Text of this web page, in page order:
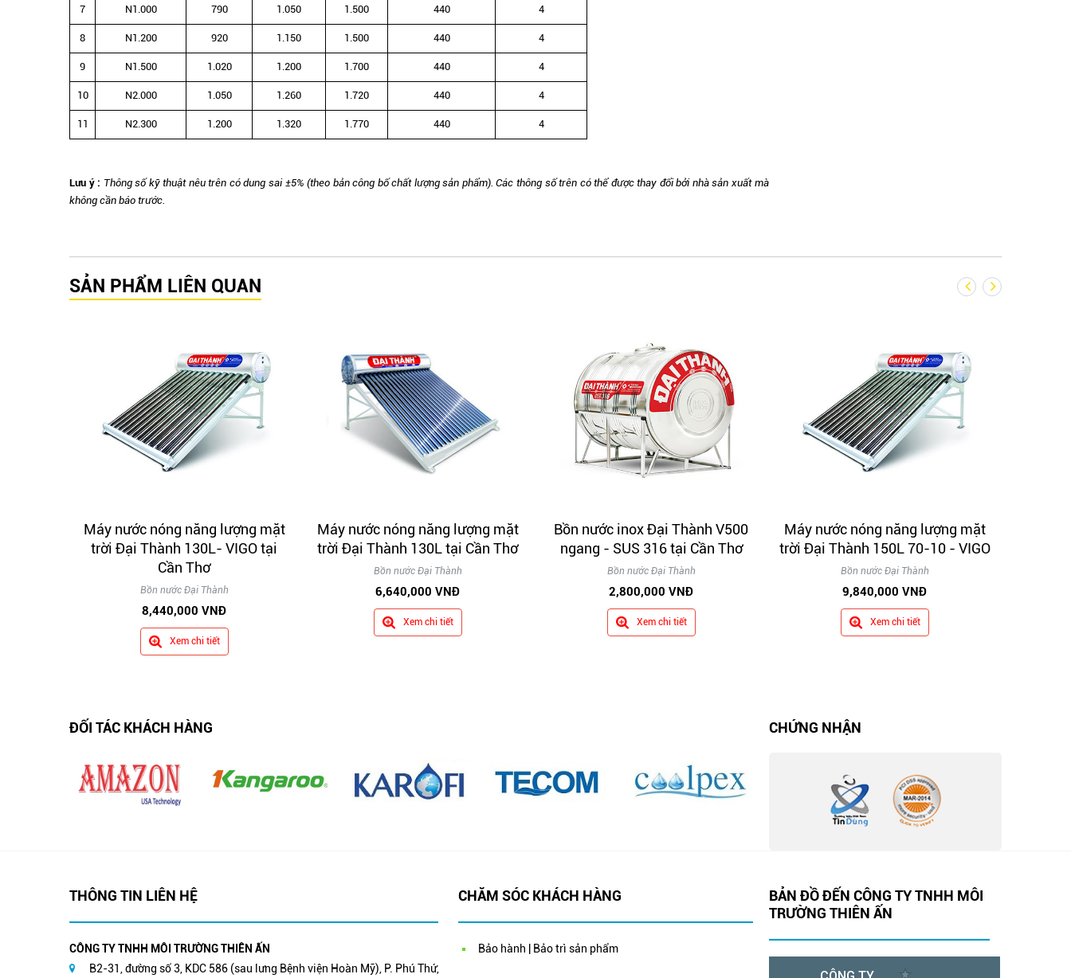
7 N1.000 790 1.050 1.500 440 4
8 N1.200 920 1.150 1.500 440 4
9 N1.500 1.020 1.200 1.700 440 4
10 N2.000 1.050 1.260 1.720 440 4
11 N2.300 1.200 1.320 1.770 440 4
Lưu ý : Thông số kỹ thuật nêu trên có dung sai ±5% (theo bản công bố chất lượng sản phẩm).Các thông số trên có thể được thay đổi bởi nhà sản xuất mà
không cần báo trước.
SẢN PHẨM LIÊN QUAN
Máy nước nóng năng lượng mặt
trời Đại Thành 130L- VIGO tại
Cần Thơ
Bồn nước Đại Thành
8,440,000 VNĐ
Xem chi tiết
Máy nước nóng năng lượng mặt
trời Đại Thành 130L tại Cần Thơ
Bồn nước Đại Thành
6,640,000 VNĐ
Xem chi tiết
Bồn nước inox Đại Thành V500
ngang - SUS 316 tại Cần Thơ
Bồn nước Đại Thành
2,800,000 VNĐ
Xem chi tiết
Máy nước nóng năng lượng mặt
trời Đại Thành 150L 70-10 - VIGO
Bồn nước Đại Thành
9,840,000 VNĐ
Xem chi tiết
ĐỐI TÁC KHÁCH HÀNG CHỨNG NHẬN
THÔNG TIN LIÊN HỆ
CÔNG TY TNHH MÔI TRƯỜNG THIÊN ẤN
B2-31, đường số 3, KDC 586 (sau lưng Bệnh viện Hoàn Mỹ), P. Phú Thứ,
CHĂM SÓC KHÁCH HÀNG
Bảo hành | Bảo trì sản phẩm
BẢN ĐỒ ĐẾN CÔNG TY TNHH MÔI
TRƯỜNG THIÊN ẤN